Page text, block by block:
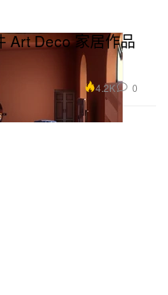
Art Deco 家居作品
4.2K 0